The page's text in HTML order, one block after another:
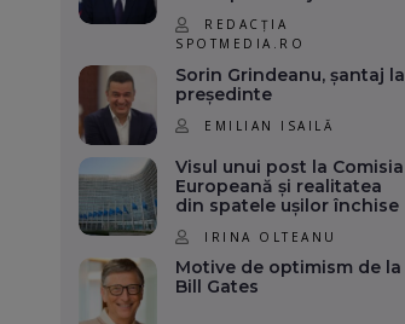
REDACȚIA
SPOTMEDIA.RO
Sorin Grindeanu, șantaj la
președinte
EMILIAN ISAILĂ
Visul unui post la Comisia
Europeană și realitatea
din spatele ușilor închise
IRINA OLTEANU
Motive de optimism de la
Bill Gates